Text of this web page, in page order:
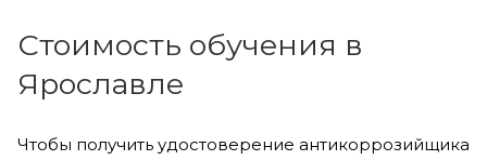
Стоимость обучения в
Ярославле
Чтобы получить удостоверение антикоррозийщика